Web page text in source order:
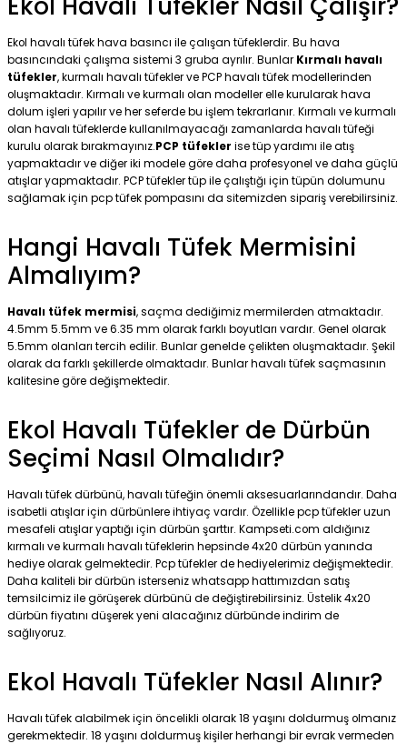
Ekol havalı tüfek hava basıncı ile çalışan tüfeklerdir. Bu hava
basıncındaki çalışma sistemi 3 gruba ayrılır. Bunlar Kırmalı havalı
tüfekler, kurmalı havalı tüfekler ve PCP havalı tüfek modellerinden
oluşmaktadır. Kırmalı ve kurmalı olan modeller elle kurularak hava
dolum işleri yapılır ve her seferde bu işlem tekrarlanır. Kırmalı ve kurmalı
olan havalı tüfeklerde kullanılmayacağı zamanlarda havalı tüfeği
kurulu olarak bırakmayınız.PCP tüfekler ise tüp yardımı ile atış
yapmaktadır ve diğer iki modele göre daha profesyonel ve daha güçlü
atışlar yapmaktadır. PCP tüfekler tüp ile çalıştığı için tüpün dolumunu
sağlamak için pcp tüfek pompasını da sitemizden sipariş verebilirsiniz.
Hangi Havalı Tüfek Mermisini
Almalıyım?
Havalı tüfek mermisi, saçma dediğimiz mermilerden atmaktadır.
4.5mm 5.5mm ve 6.35 mm olarak farklı boyutları vardır. Genel olarak
5.5mm olanları tercih edilir. Bunlar genelde çelikten oluşmaktadır. Şekil
olarak da farklı şekillerde olmaktadır. Bunlar havalı tüfek saçmasının
kalitesine göre değişmektedir.
Ekol Havalı Tüfekler de Dürbün
Seçimi Nasıl Olmalıdır?
Havalı tüfek dürbünü, havalı tüfeğin önemli aksesuarlarındandır. Daha
isabetli atışlar için dürbünlere ihtiyaç vardır. Özellikle pcp tüfekler uzun
mesafeli atışlar yaptığı için dürbün şarttır. Kampseti.com aldığınız
kırmalı ve kurmalı havalı tüfeklerin hepsinde 4x20 dürbün yanında
hediye olarak gelmektedir. Pcp tüfekler de hediyelerimiz değişmektedir.
Daha kaliteli bir dürbün isterseniz whatsapp hattımızdan satış
temsilcimiz ile görüşerek dürbünü de değiştirebilirsiniz. Üstelik 4x20
dürbün fiyatını düşerek yeni alacağınız dürbünde indirim de
sağlıyoruz.
Ekol Havalı Tüfekler Nasıl Alınır?
Havalı tüfek alabilmek için öncelikli olarak 18 yaşını doldurmuş olmanız
gerekmektedir. 18 yaşını doldurmuş kişiler herhangi bir evrak vermeden